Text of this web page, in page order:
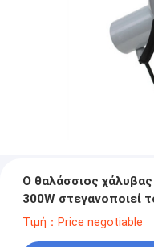
Ο θαλάσσιος
300W στεγανοποιεί
προσάρτημα σημείων
Τιμή：Price negotiable